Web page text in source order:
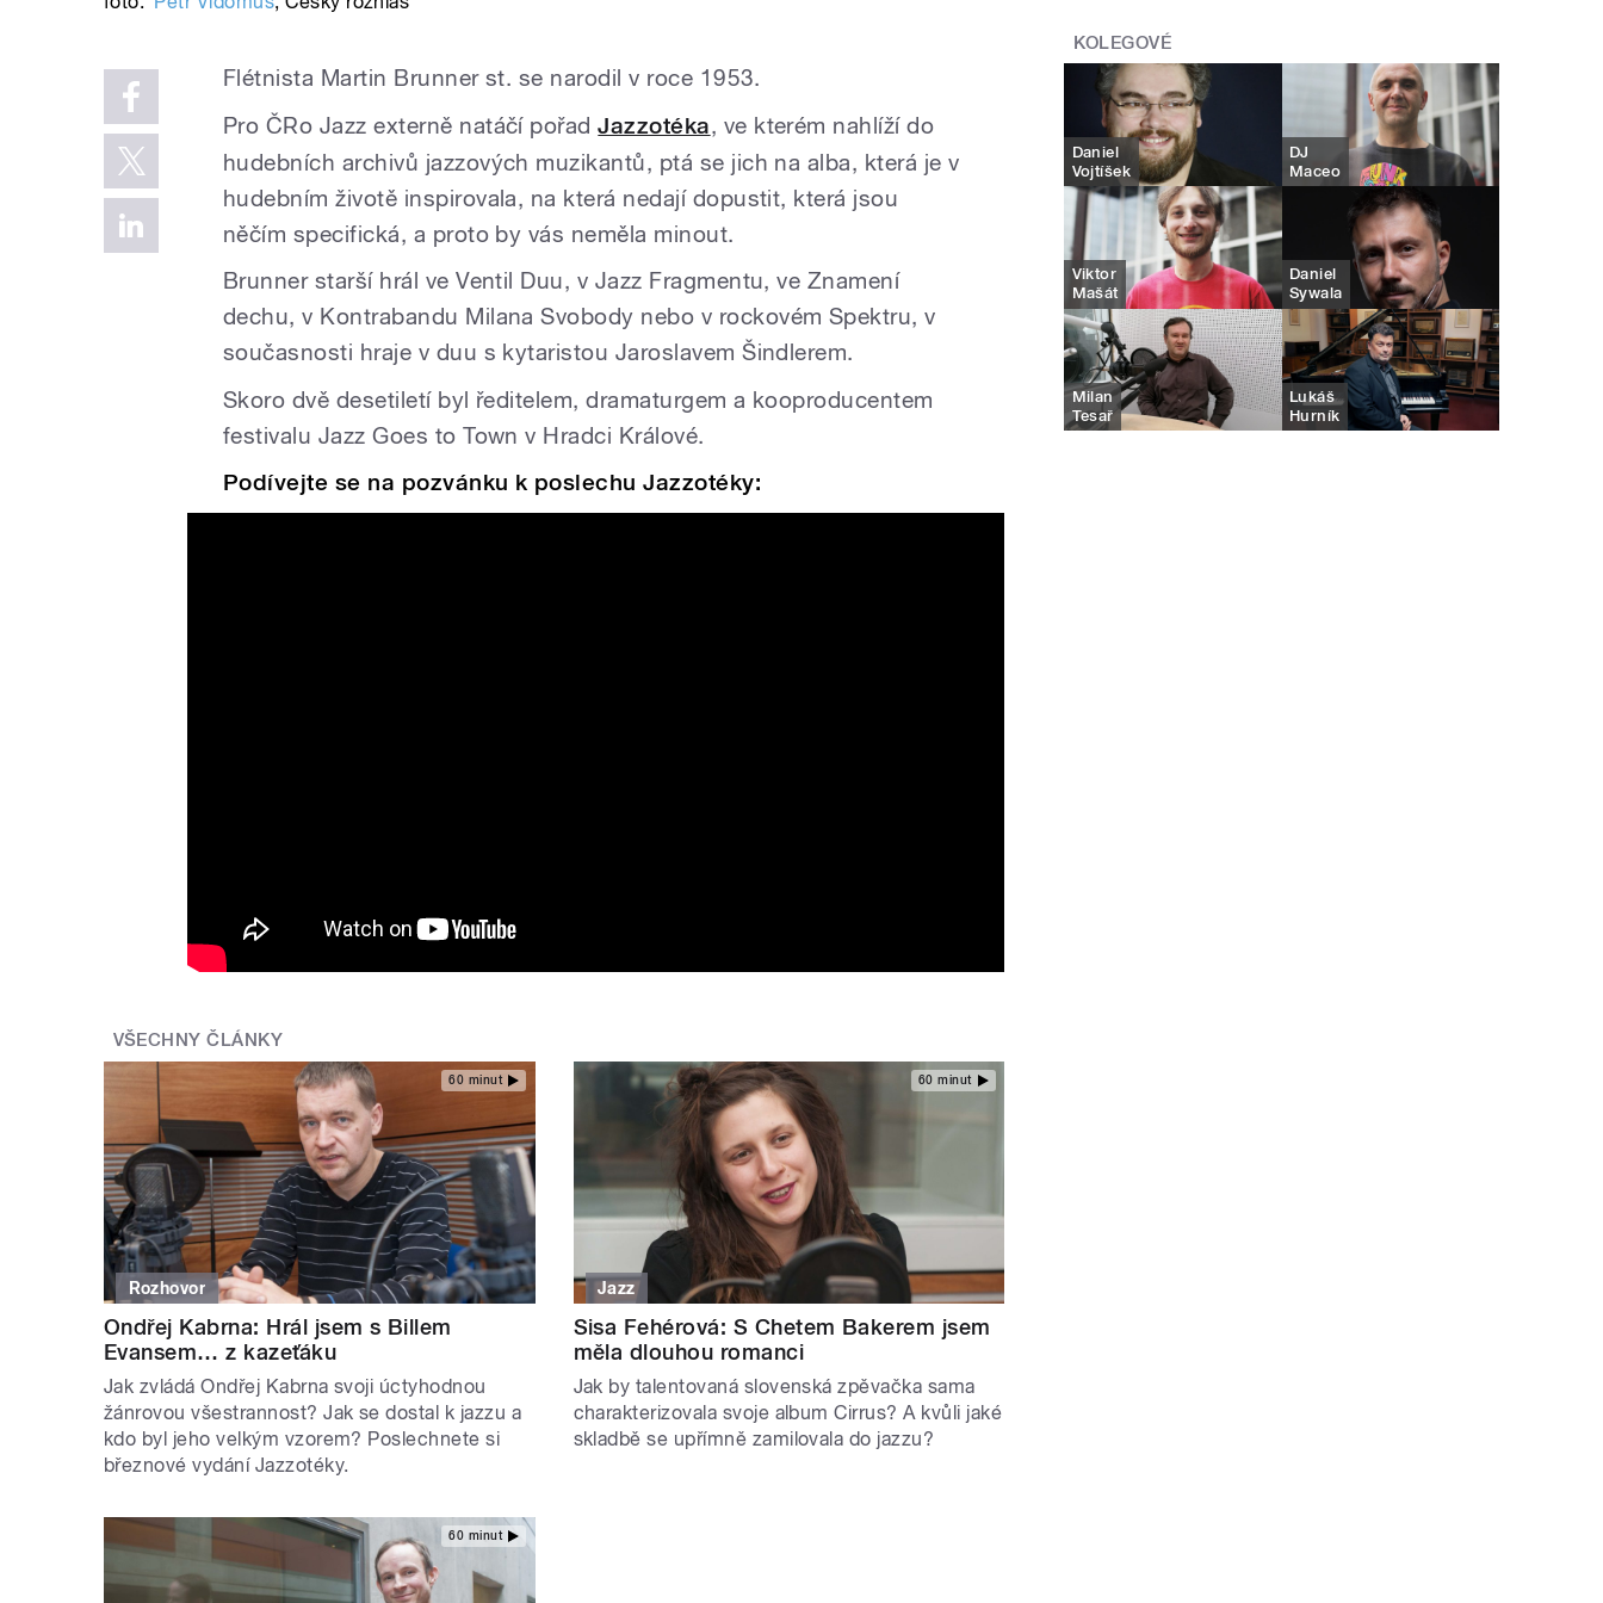
Flétnista Martin Brunner st. se narodil v roce 1953.
Pro ČRo Jazz externě natáčí pořadJazzotéka, ve kterém nahlíží do
hudebních archivů jazzových muzikantů, ptá se jich na alba, která je v
hudebním životě inspirovala, na která nedají dopustit, která jsou
něčím specifická, a proto by vás neměla minout.
Brunner starší hrál ve Ventil Duu, v Jazz Fragmentu, ve Znamení
dechu, v Kontrabandu Milana Svobody nebo v rockovém Spektru, v
současnosti hraje v duu s kytaristou Jaroslavem Šindlerem.
Skoro dvě desetiletí byl ředitelem, dramaturgem a kooproducentem
festivalu Jazz Goes to Town v Hradci Králové.
Podívejte se na pozvánku k poslechu Jazzotéky:
VŠECHNY ČLÁNKY
60 minut
Rozhovor
Ondřej Kabrna: Hrál jsem s Billem
Evansem… z kazeťáku
Jak zvládá Ondřej Kabrna svoji úctyhodnou
žánrovou všestrannost? Jak se dostal k jazzu a
kdo byl jeho velkým vzorem? Poslechnete si
březnové vydání Jazzotéky.
60 minut
Jazz
Sisa Fehérová: S Chetem Bakerem jsem
měla dlouhou romanci
Jak by talentovaná slovenská zpěvačka sama
charakterizovala svoje album Cirrus? A kvůli jaké
skladbě se upřímně zamilovala do jazzu?
60 minut
KOLEGOVÉ
Daniel
Vojtíšek
DJ
Maceo
Viktor
Mašát
Daniel
Sywala
Milan
Tesař
Lukáš
Hurník